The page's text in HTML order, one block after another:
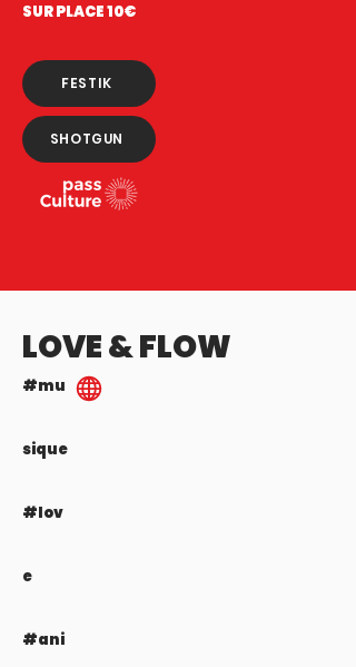
SUR PLACE 10€
FESTIK
SHOTGUN
LOVE & FLOW
#mu
sique
#lov
e
#ani